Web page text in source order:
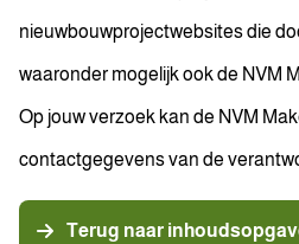
nieuwbouwprojectwebsites die
waaronder mogelijk ook de NVM
Op jouw verzoek kan de NVM
contactgegevens van de
Terug naar